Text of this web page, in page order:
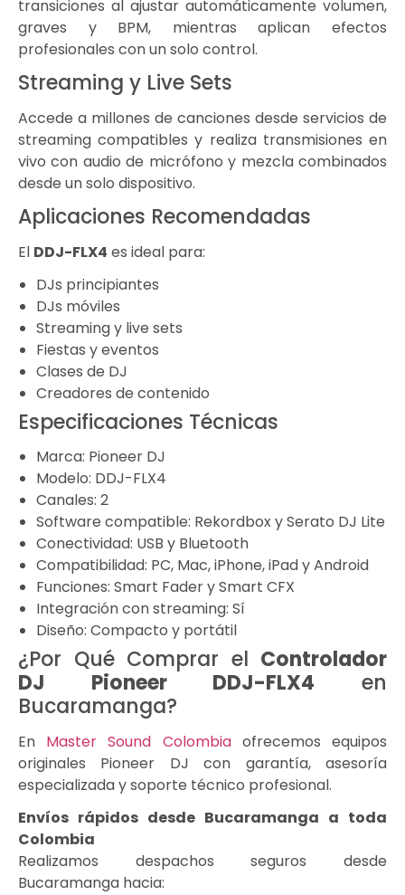
transiciones al ajustar automáticamente volumen,
graves y BPM, mientras aplican efectos
profesionales con un solo control.
Streaming y Live Sets
Accede a millones de canciones desde servicios de
streaming compatibles y realiza transmisiones en
vivo con audio de micrófono y mezcla combinados
desde un solo dispositivo.
Aplicaciones Recomendadas
El DDJ-FLX4 es ideal para:
DJs principiantes
DJs móviles
Streaming y live sets
Fiestas y eventos
Clases de DJ
Creadores de contenido
Especificaciones Técnicas
Marca: Pioneer DJ
Modelo: DDJ-FLX4
Canales: 2
Software compatible: Rekordbox y Serato DJ Lite
Conectividad: USB y Bluetooth
Compatibilidad: PC, Mac, iPhone, iPad y Android
Funciones: Smart Fader y Smart CFX
Integración con streaming: Sí
Diseño: Compacto y portátil
¿Por Qué Comprar el Controlador
DJ Pioneer DDJ-FLX4 en
Bucaramanga?
En Master Sound Colombiaofrecemos equipos
originales Pioneer DJ con garantía, asesoría
especializada y soporte técnico profesional.
Envíos rápidos desde Bucaramanga a toda
Colombia
Realizamos despachos seguros desde
Bucaramanga hacia: